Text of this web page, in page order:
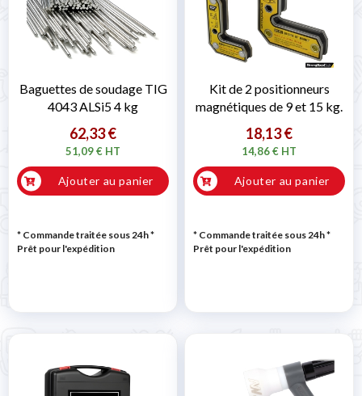
Baguettes de soudage TIG
4043 ALSi5 4 kg
62,33 €
51,09 € HT
Ajouter au panier
* Commande traitée sous 24h*
Prêt pour l'expédition
Kit de 2 positionneurs
magnétiques de 9 et 15 kg.
18,13 €
14,86 € HT
Ajouter au panier
* Commande traitée sous 24h*
Prêt pour l'expédition